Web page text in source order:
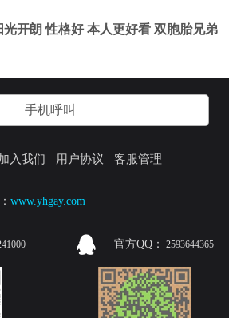
光开朗 性格好 本人更好看 双胞胎兄弟
手机呼叫
入我们 用户协议 客服管理
www.yhgay.com
官方QQ： 2593644365